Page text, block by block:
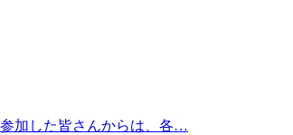
加した皆さんからは、各…